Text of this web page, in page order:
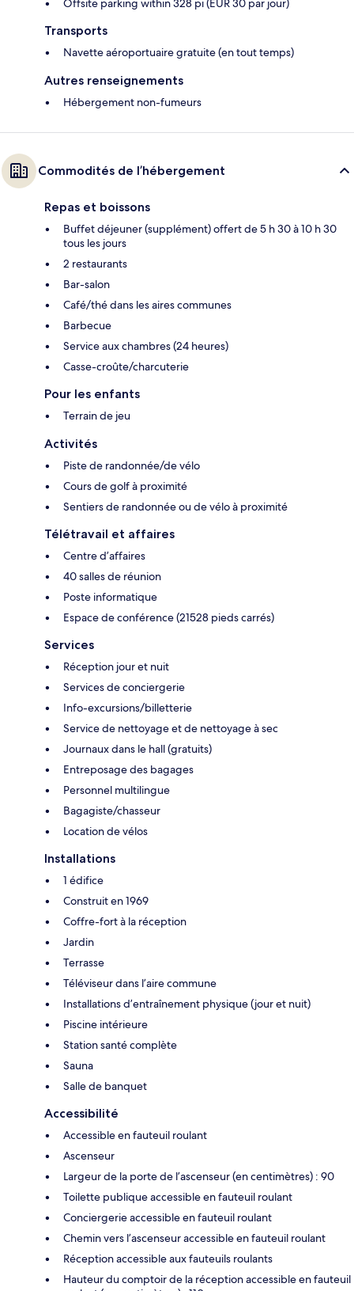
Offsite parking within 328 pi (EUR 30 par jour)
Transports
Navette aéroportuaire gratuite (en tout temps)
Autres renseignements
Hébergement non-fumeurs
Commodités de l’hébergement
Repas et boissons
Buffet déjeuner (supplément) offert de 5 h 30 à 10 h 30
tous les jours
2 restaurants
Bar-salon
Café/thé dans les aires communes
Barbecue
Service aux chambres (24 heures)
Casse-croûte/charcuterie
Pour les enfants
Terrain de jeu
Activités
Piste de randonnée/de vélo
Cours de golf à proximité
Sentiers de randonnée ou de vélo à proximité
Télétravail et affaires
Centre d’affaires
40 salles de réunion
Poste informatique
Espace de conférence (21528 pieds carrés)
Services
Réception jour et nuit
Services de conciergerie
Info-excursions/billetterie
Service de nettoyage et de nettoyage à sec
Journaux dans le hall (gratuits)
Entreposage des bagages
Personnel multilingue
Bagagiste/chasseur
Location de vélos
Installations
1 édifice
Construit en 1969
Coffre-fort à la réception
Jardin
Terrasse
Téléviseur dans l’aire commune
Installations d’entraînement physique (jour et nuit)
Piscine intérieure
Station santé complète
Sauna
Salle de banquet
Accessibilité
Accessible en fauteuil roulant
Ascenseur
Largeur de la porte de l’ascenseur (en centimètres) : 90
Toilette publique accessible en fauteuil roulant
Conciergerie accessible en fauteuil roulant
Chemin vers l’ascenseur accessible en fauteuil roulant
Réception accessible aux fauteuils roulants
Hauteur du comptoir de la réception accessible en fauteuil